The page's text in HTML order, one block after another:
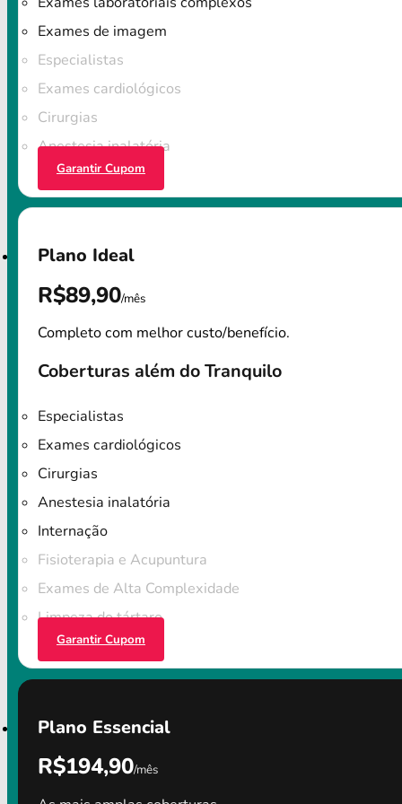
Exames de imagem
Especialistas
Exames cardiológicos
Cirurgias
Anestesia inalatória
Garantir Cupom
Plano Ideal
R$89,90/mês
Completo com melhor custo/benefício.
Coberturas além do Tranquilo
Especialistas
Exames cardiológicos
Cirurgias
Anestesia inalatória
Internação
Fisioterapia e Acupuntura
Exames de Alta Complexidade
Limpeza do tártaro
Garantir Cupom
Plano Essencial
R$194,90/mês